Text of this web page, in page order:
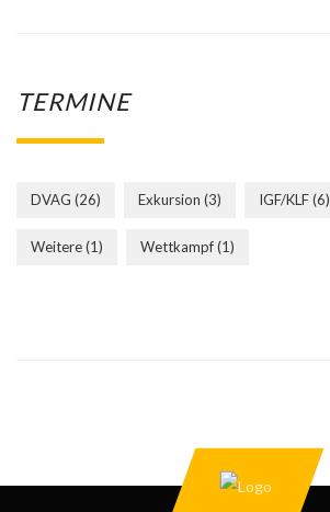
TERMINE
DVAG (26) Exkursion (3) IGF/KLF(6)
Weitere(1) Wettkampf(1)